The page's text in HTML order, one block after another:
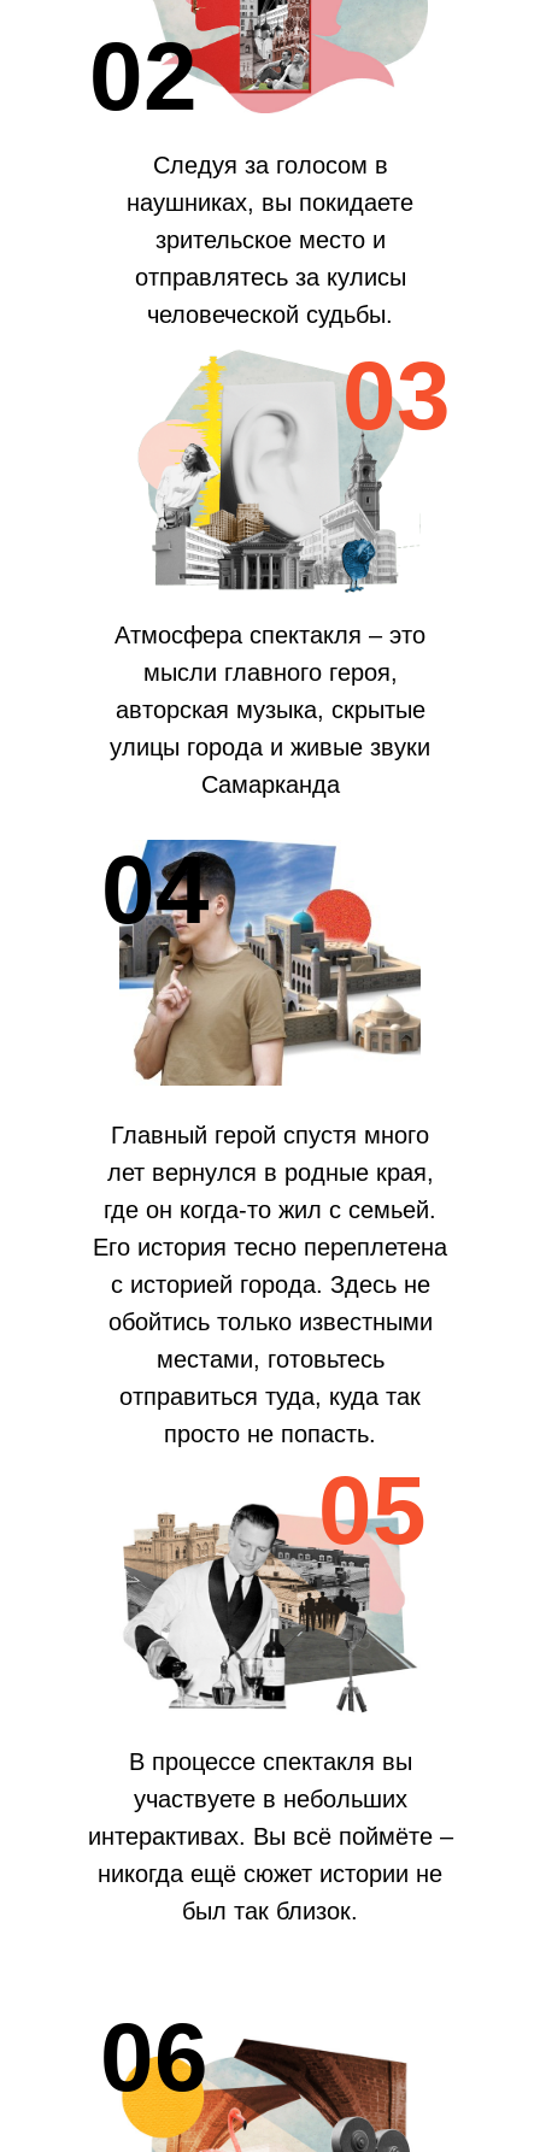
Следуя за голосом в
наушниках, вы покидаете
зрительское место и
отправлятесь за кулисы
человеческой судьбы.
02
Атмосфера спектакля – это
мысли главного героя,
авторская музыка, скрытые
улицы города и живые звуки
Самарканда
Главный герой спустя много
лет вернулся в родные края,
где он когда-то жил с семьей.
Его история тесно переплетена
с историей города. Здесь не
обойтись только известными
местами, готовьтесь
отправиться туда, куда так
просто не попасть.
В процессе спектакля вы
участвуете в небольших
интерактивах. Вы всё поймёте –
никогда ещё сюжет истории не
был так близок.
05
03
04
06